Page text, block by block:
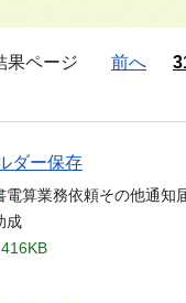
果ページ 前へ
ダー保存
電算業務依頼その他通知
成